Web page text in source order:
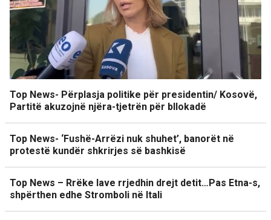
Top News- Përplasja politike për presidentin/ Kosovë,
Partitë akuzojnë njëra-tjetrën për bllokadë
Top News- ‘Fushë-Arrëzi nuk shuhet’, banorët në
protestë kundër shkrirjes së bashkisë
Top News – Rrëke lave rrjedhin drejt detit…Pas Etna-s,
shpërthen edhe Stromboli në Itali